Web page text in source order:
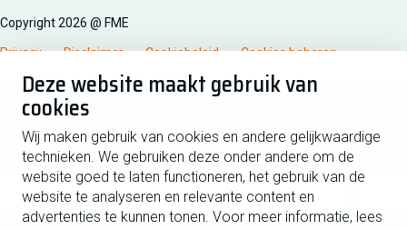
Deze website maakt gebruik van
cookies
Wij maken gebruik van cookies en andere gelijkwaardige
technieken. We gebruiken deze onder andere om de
website goed te laten functioneren, het gebruik van de
website te analyseren en relevante content en
advertenties te kunnen tonen. Voor meer informatie, lees
Copyright 2026 @ FME
Privacy Disclaimer Cookiebeleid Cookies beheren
Schrijf je in voor de nieuwsbrief
Voornaam
Achternaam